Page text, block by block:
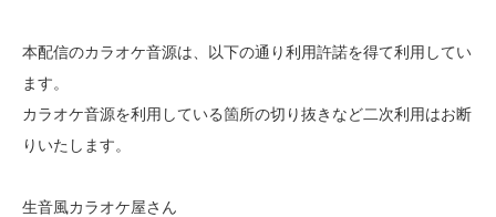
本配信のカラオケ音源は、以下の通り利用許諾を得て利用してい
ます。
カラオケ音源を利用している箇所の切り抜きなど二次利用はお断
りいたします。
生音風カラオケ屋さん